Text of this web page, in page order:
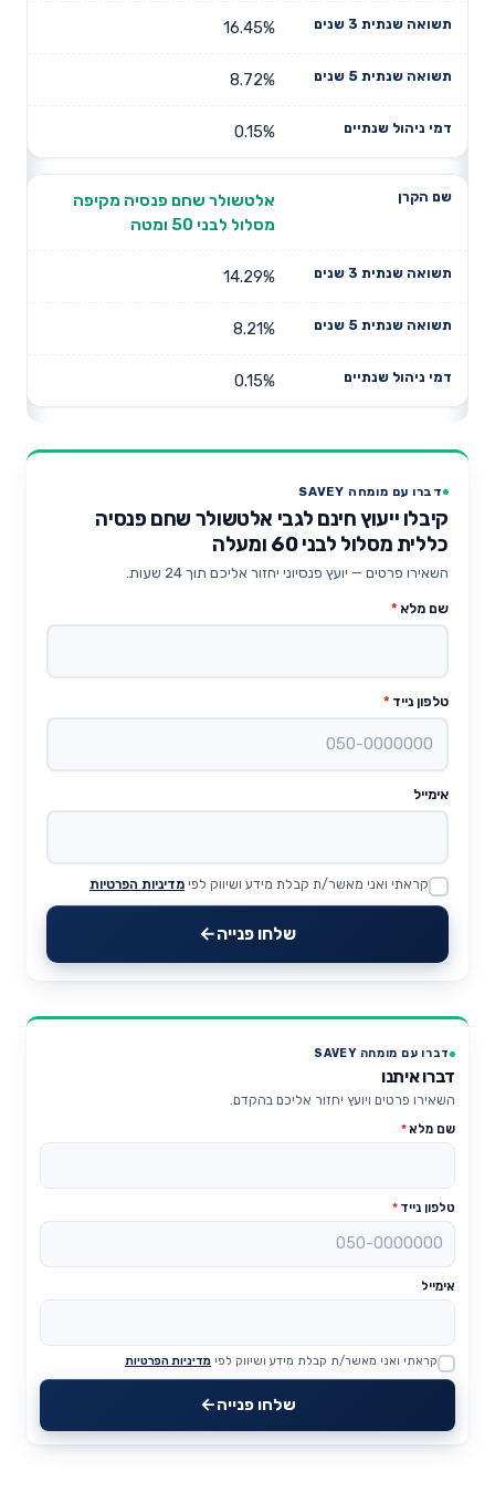
16.45%
8.72%
0.15%
אלטשולר שחם פנסיה מקיפה
מסלול לבני 50 ומטה
14.29%
8.21%
0.15%
דברו עם מומחה SAVEY
קיבלו ייעוץ חינם לגבי אלטשולר שחם פנסיה
כללית מסלול לבני 60 ומעלה
השאירו פרטים — יועץ פנסיוני יחזור אליכם תוך 24 שעות.
שם מלא *
טלפון נייד *
אימייל
Website
קראתי ואני מאשר/ת קבלת מידע ושיווק לפי מדיניות הפרטיות
שלחו פנייה
דברו עם מומחה SAVEY
דברו איתנו
השאירו פרטים ויועץ יחזור אליכם בהקדם.
שם מלא*
טלפון נייד *
אימייל
Website
קראתי ואני מאשר/ת קבלת מידע ושיווק לפי מדיניות הפרטיות
שלחו פנייה